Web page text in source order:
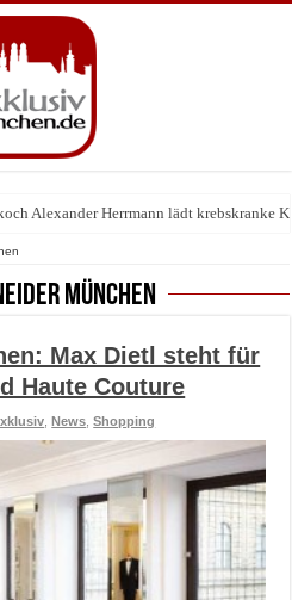
Alexander Herrmann lädt krebskranke
der Lingerie-Branche wurde
münchen
Max Dietl steht für
Haute Couture
,News ,Shopping